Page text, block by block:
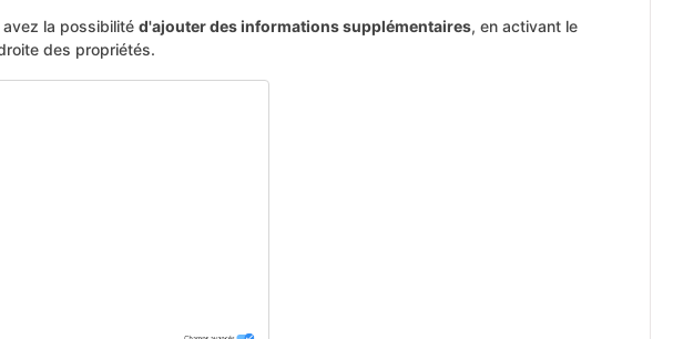
avez la possibilitéd'ajouter des informations supplémentaires, en activant le
des propriétés.